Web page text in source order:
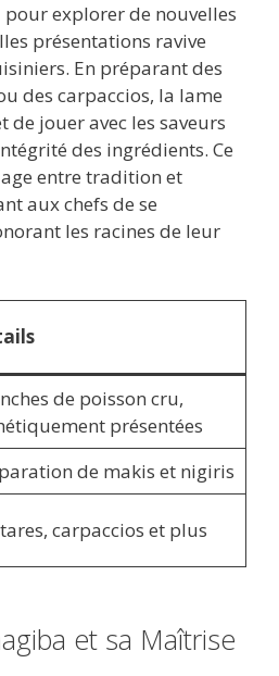
explorer de nouvelles
présentations ravive
En préparant des
des carpaccios, la lame
de jouer avec les saveurs
des ingrédients. Ce
entre tradition et
aux chefs de se
les racines de leur
de poisson cru,
présentées
de makis et nigiris
carpaccios et plus
et sa Maîtrise